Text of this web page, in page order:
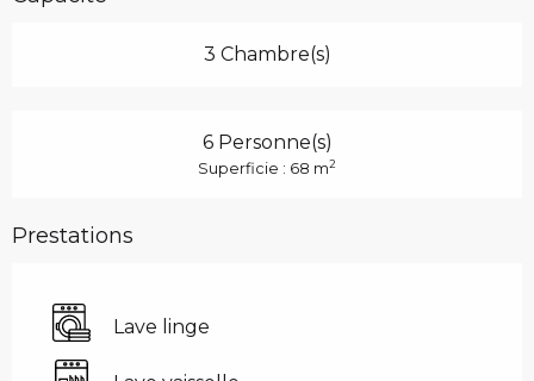
3 Chambre(s)
6 Personne(s)
Superficie : 68 m2
Prestations
Lave linge